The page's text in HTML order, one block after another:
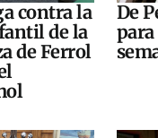
contra la
de la
de Ferrol
De